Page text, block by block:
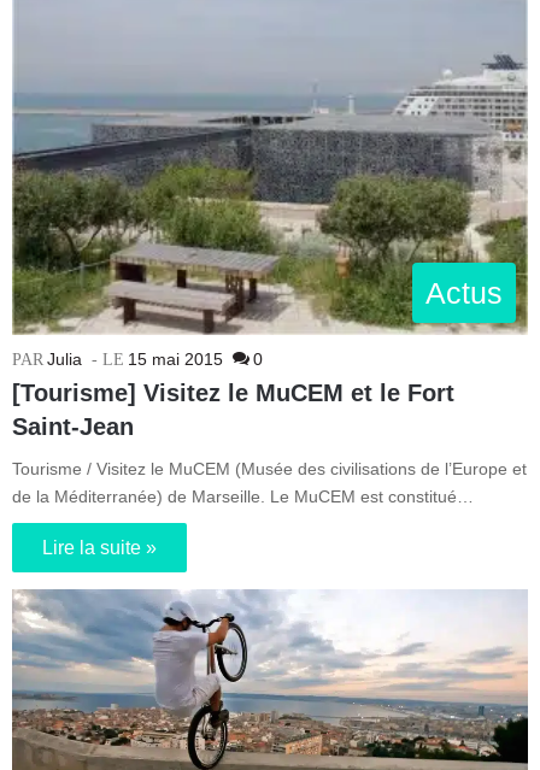
Actus
Julia 15 mai 2015 0
[Tourisme] Visitez le MuCEM et le Fort
Saint-Jean
Tourisme / Visitez le MuCEM (Musée des civilisations de l’Europe et
de la Méditerranée) de Marseille. Le MuCEM est constitué…
Lire la suite »